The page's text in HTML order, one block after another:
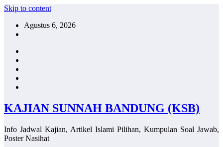
Skip to content
Agustus 6, 2026
KAJIAN SUNNAH BANDUNG (KSB)
Info Jadwal Kajian, Artikel Islami Pilihan, Kumpulan Soal Jawab,
Poster Nasihat